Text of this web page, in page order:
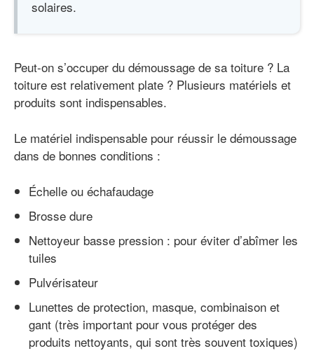
solaires.
Peut-on s’occuper du démoussage de sa toiture ? La
toiture est relativement plate ? Plusieurs matériels et
produits sont indispensables.
Le matériel indispensable pour réussir le démoussage
dans de bonnes conditions :
Échelle ou échafaudage
Brosse dure
Nettoyeur basse pression : pour éviter d’abîmer les
tuiles
Pulvérisateur
Lunettes de protection, masque, combinaison et
gant (très important pour vous protéger des
produits nettoyants, qui sont très souvent toxiques)